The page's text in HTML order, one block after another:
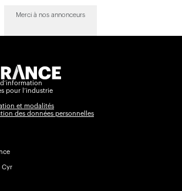
Merci à nos annonceurs
pour l’industrie
et modalités
des données personnelles
Cyr